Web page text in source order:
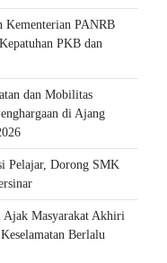
Kementerian PANRB
PKB dan
dan Mobilitas
di Ajang
Pelajar, Dorong SMK
Ajak Masyarakat Akhiri
Berlalu